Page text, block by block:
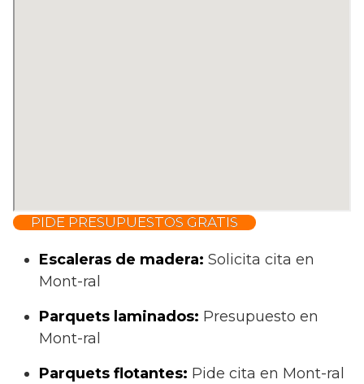
PIDE PRESUPUESTOS GRATIS
Escaleras de madera: Solicita cita en
Mont-ral
Parquets laminados: Presupuesto en
Mont-ral
Parquets flotantes: Pide cita en Mont-ral